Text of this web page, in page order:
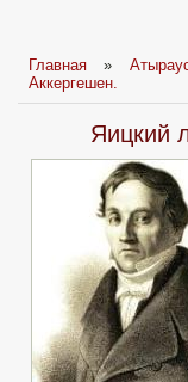
Главная »
Аккергешен.
Яицкий